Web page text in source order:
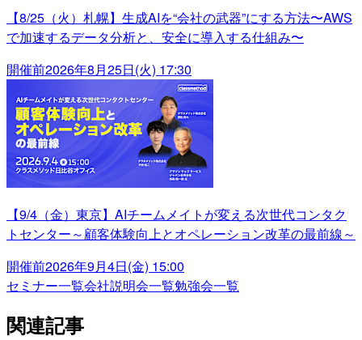
【8/25（火）札幌】生成AIを“会社の武器”にする方法〜AWS
で加速するデータ分析と、安全に導入する仕組み〜
開催前2026年8月25日(火) 17:30
【9/4（金）東京】AIチームメイトが変える次世代コンタク
トセンター～顧客体験向上とオペレーション改革の最前線～
開催前2026年9月4日(金) 15:00
セミナー一覧会社説明会一覧勉強会一覧
関連記事